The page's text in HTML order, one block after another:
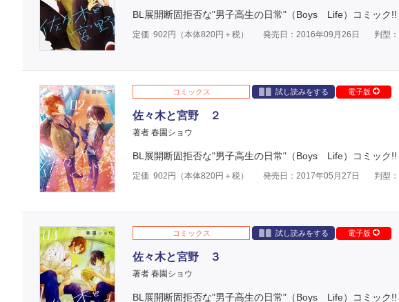
BL展開断固拒否な"男子高生の日常"（Boys Life）コミック!!
定価 902 円（本体820円＋税） 発売日：2016年09月26日 判型
コミックス 試し読みをする 電子版
佐々木と宮野 ２
著者 春園ショウ
BL展開断固拒否な"男子高生の日常"（Boys Life）コミック!!
定価 902 円（本体820円＋税） 発売日：2017年05月27日 判型
コミックス 試し読みをする 電子版
佐々木と宮野 ３
著者 春園ショウ
BL展開断固拒否な"男子高生の日常"（Boys Life）コミック!!